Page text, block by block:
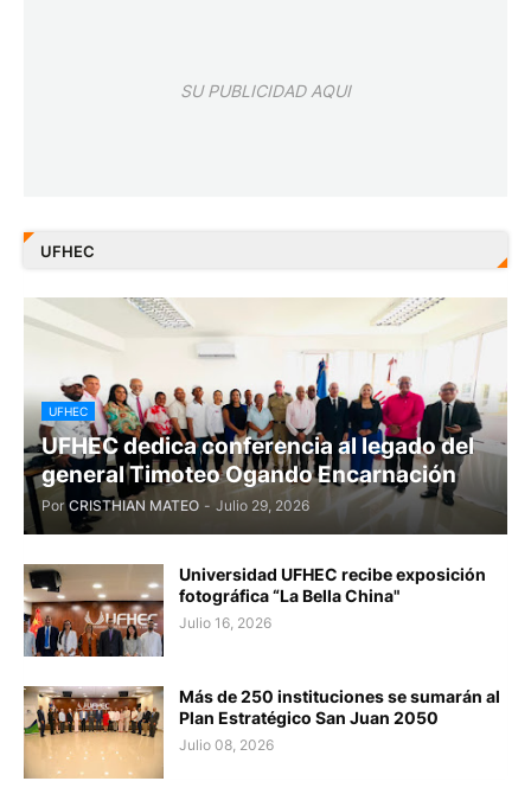
SU PUBLICIDAD AQUI
UFHEC
UFHEC
UFHEC dedica conferencia al legado del
general Timoteo Ogando Encarnación
Por CRISTHIAN MATEO - Julio 29, 2026
Universidad UFHEC recibe exposición
fotográfica “La Bella China"
Julio 16, 2026
Más de 250 instituciones se sumarán al
Plan Estratégico San Juan 2050
Julio 08, 2026